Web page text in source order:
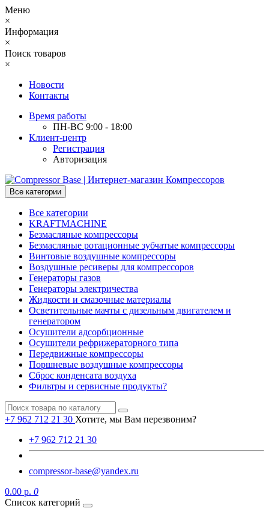
Меню
×
Информация
×
Поиск товаров
×
Новости
Контакты
Время работы
ПН-ВС 9:00 - 18:00
Клиент-центр
Регистрация
Авторизация
Все категории
Все категории
KRAFTMACHINE
Безмасляные компрессоры
Безмасляные ротационные зубчатые компрессоры
Винтовые воздушные компрессоры
Воздушные ресиверы для компрессоров
Генераторы газов
Генераторы электричества
Жидкости и смазочные материалы
Осветительные мачты с дизельным двигателем и
генератором
Осушители адсорбционные
Осушители рефрижераторного типа
Передвижные компрессоры
Поршневые воздушные компрессоры
Сброс конденсата воздуха
Фильтры и сервисные продукты?
+7 962 712 21 30 Хотите, мы Вам перезвоним?
+7 962 712 21 30
compressor-base@yandex.ru
0.00 р. 0
Список категорий